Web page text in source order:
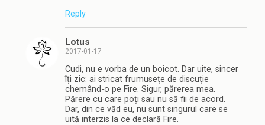
Reply
Lotus
2017-01-17
Cudi, nu e vorba de un boicot. Dar uite, sincer
îți zic: ai stricat frumusețe de discuție
chemând-o pe Fire. Sigur, părerea mea.
Părere cu care poți sau nu să fii de acord.
Dar, din ce văd eu, nu sunt singurul care se
uită interzis la ce declară Fire.